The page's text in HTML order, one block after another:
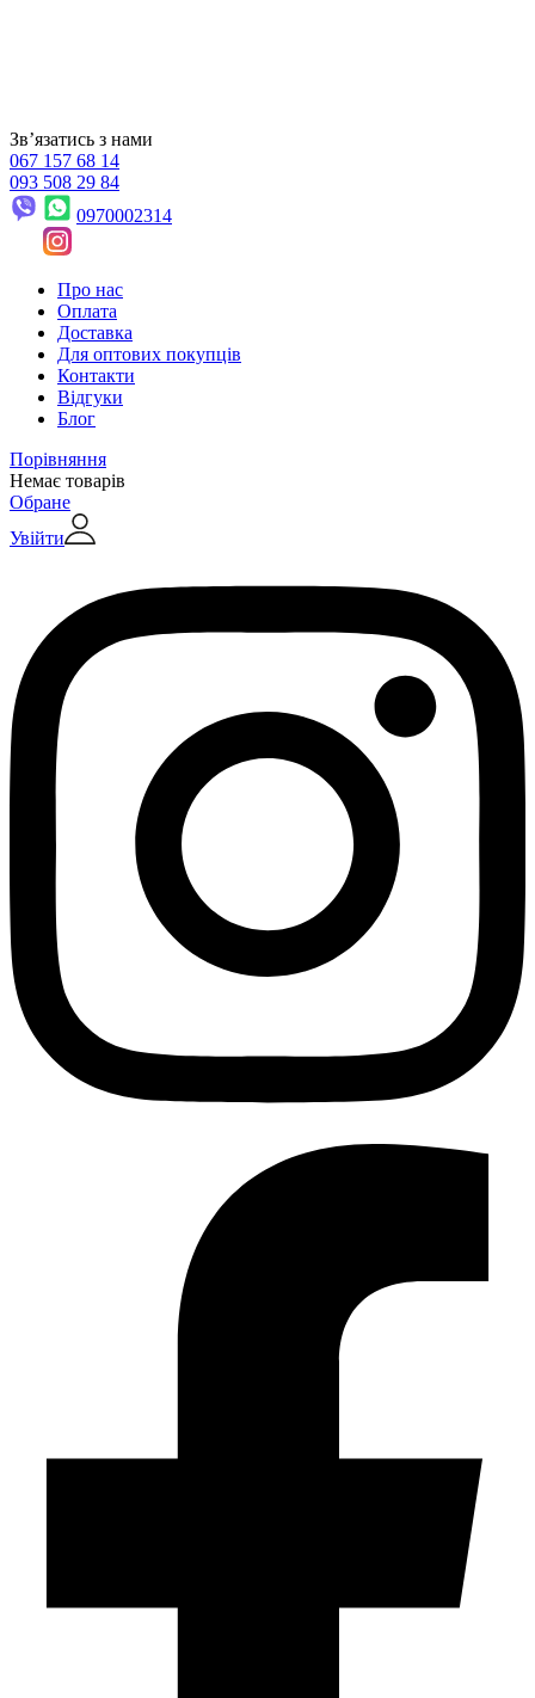
Звʼязатись з нами
067 157 68 14
093 508 29 84
0970002314
Про нас
Оплата
Доставка
Для оптових покупців
Контакти
Відгуки
Блог
Порівняння
Немає товарів
Обране
Увійти